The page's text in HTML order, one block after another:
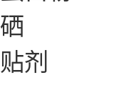
硒
贴剂